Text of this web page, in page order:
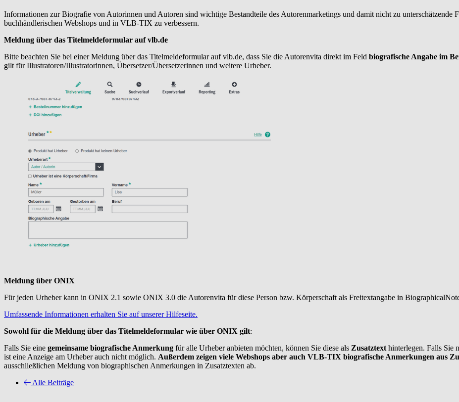
Informationen zur Biografie von Autorinnen und Autoren sind wichtige Bestandteile des Autorenmarketings und damit nicht zu unterschätzende
buchhändlerischen Webshops und in VLB-TIX zu verbessern.
Meldung über das Titelmeldeformular auf vlb.de
Bitte beachten Sie bei einer Meldung über das Titelmeldeformular auf vlb.de, dass Sie die Autorenvita direkt im Feld biografische Angabe im
gilt für Illustratoren/Illustratorinnen, Übersetzer/Übersetzerinnen und weitere Urheber.
Meldung über ONIX
Für jeden Urheber kann in ONIX 2.1 sowie ONIX 3.0 die Autorenvita für diese Person bzw. Körperschaft als Freitextangabe in
Umfassende Informationen erhalten Sie auf unserer Hilfeseite.
Sowohl für die Meldung über das Titelmeldeformular wie über ONIX gilt:
Falls Sie eine gemeinsame biografische Anmerkung für alle Urheber anbieten möchten, können Sie diese als Zusatztext hinterlegen. Falls Sie
ist eine Anzeige am Urheber auch nicht möglich. Außerdem zeigen viele Webshops aber auch VLB-TIX biografische Anmerkungen aus
ausschließlichen Meldung von biographischen Anmerkungen in Zusatztexten ab.
Alle Beiträge